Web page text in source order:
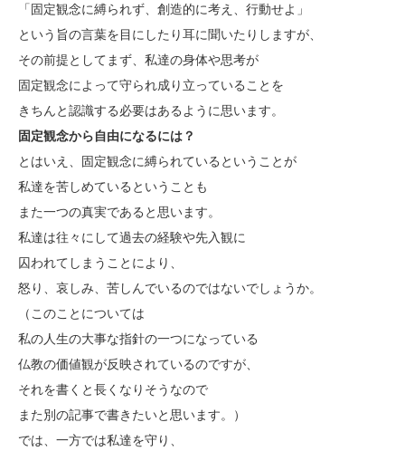
「固定観念に縛られず、創造的に考え、行動せよ」
という旨の言葉を目にしたり耳に聞いたりしますが、
その前提としてまず、私達の身体や思考が
固定観念によって守られ成り立っていることを
きちんと認識する必要はあるように思います。
固定観念から自由になるには？
とはいえ、固定観念に縛られているということが
私達を苦しめているということも
また一つの真実であると思います。
私達は往々にして過去の経験や先入観に
囚われてしまうことにより、
怒り、哀しみ、苦しんでいるのではないでしょうか。
（このことについては
私の人生の大事な指針の一つになっている
仏教の価値観が反映されているのですが、
それを書くと長くなりそうなので
また別の記事で書きたいと思います。）
では、一方では私達を守り、